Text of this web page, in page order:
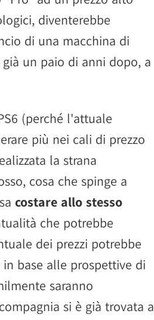
diventerebbe
di una macchina di
un paio di anni dopo, a
(perché l'attuale
più nei cali di prezzo
la strana
cosa che spinge a
costare allo stesso
che potrebbe
dei prezzi potrebbe
in base alle prospettive di
saranno
si è già trovata a